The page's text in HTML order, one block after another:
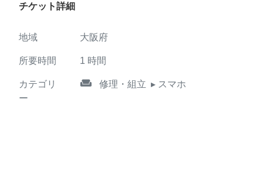
チケット詳細
地域 大阪府
所要時間 1 時間
カテゴリ
ー
weekend 修理・組立 ▸ スマホ